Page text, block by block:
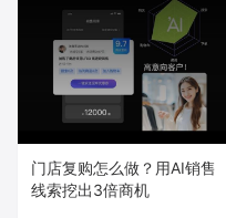
门店复购怎么做？用AI销售
线索挖出3倍商机